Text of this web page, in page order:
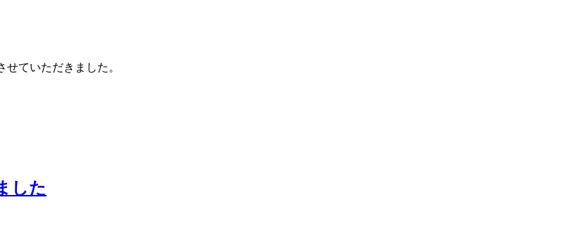
ていただきました。
した